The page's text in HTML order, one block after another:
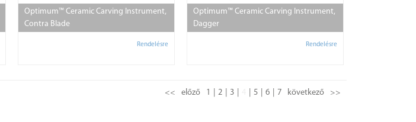
Optimum™ Ceramic Carving Instrument,
Contra Blade
Rendelésre
Optimum™ Ceramic Carving Instrument,
Dagger
Rendelésre
<< előző 1 2 3 5 6 7 következő >>